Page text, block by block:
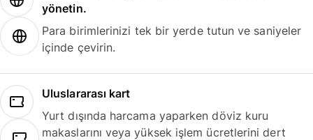
yönetin.
Para birimlerinizi tek bir yerde tutun ve saniyeler
içinde çevirin.
Uluslararası kart
Yurt dışında harcama yaparken döviz kuru
makaslarını veya yüksek işlem ücretlerini dert